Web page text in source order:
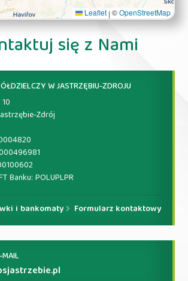
Leaflet | ©OpenStreetMap
się z Nami
W JASTRZĘBIU-ZDROJU
Zdrój
Banku: POLUPLPR
i bankomaty Formularz kontaktowy